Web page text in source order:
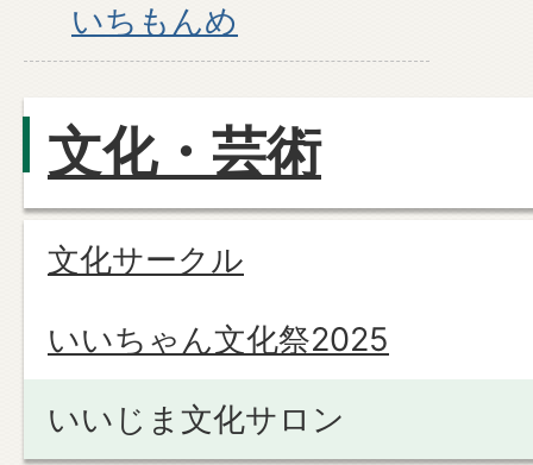
いちもんめ
文化・芸術
文化サークル
いいちゃん文化祭2025
いいじま文化サロン